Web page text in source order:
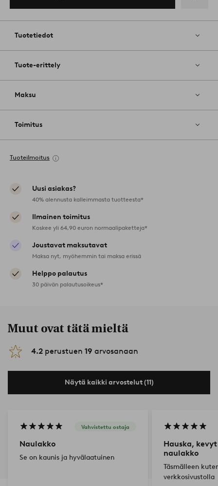
Tuotetiedot
Tuote-erittely
Maksu
Toimitus
Tuoteilmoitus
Uusi asiakas?
40% alennusta kalleimmasta tuotteesta*
Ilmainen toimitus
Koskee yli 64,90 euron normaalipaketteja*
Joustavat maksutavat
Maksa nyt, myöhemmin tai maksa erissä
Helppo palautus
30 päivän palautusoikeus*
Muut ovat tätä mieltä
4.2 perustuen 19 arvosanaan
Näytä kaikki arvostelut (11)
Vahvistettu ostaja
Naulakko
Se on kaunis ja hyvälaatuinen
Hauska,
naulakko
Täsmälleen
verkkosivustolla